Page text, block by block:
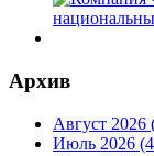
Архив
Август 2026
Июль 2026